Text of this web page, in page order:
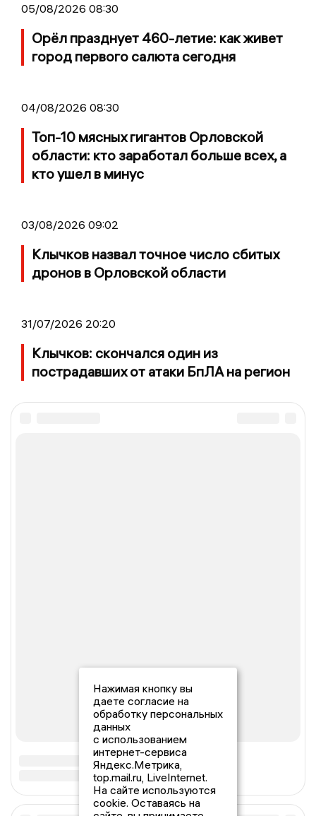
05/08/2026 08:30
Орёл празднует 460-летие: как живет
город первого салюта сегодня
04/08/2026 08:30
Топ-10 мясных гигантов Орловской
области: кто заработал больше всех, а
кто ушел в минус
03/08/2026 09:02
Клычков назвал точное число сбитых
дронов в Орловской области
31/07/2026 20:20
Клычков: скончался один из
пострадавших от атаки БпЛА на регион
Нажимая кнопку вы
даете согласие на
обработку персональных
данных
с использованием
интернет-сервиса
Яндекс.Метрика,
top.mail.ru, LiveInternet.
На сайте используются
cookie. Оставаясь на